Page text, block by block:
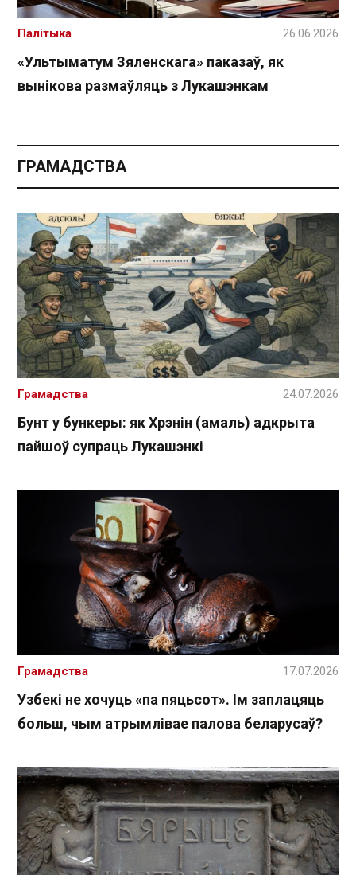
«Ультыматум Зяленскага» паказаў, як
вынікова размаўляць з Лукашэнкам
Палітыка 26.06.2026
ГРАМАДСТВА
Бунт у бункеры: як Хрэнін (амаль) адкрыта
пайшоў супраць Лукашэнкі
Грамадства 24.07.2026
Узбекі не хочуць «па пяцьсот». Ім заплацяць
больш, чым атрымлівае палова беларусаў?
Грамадства 17.07.2026